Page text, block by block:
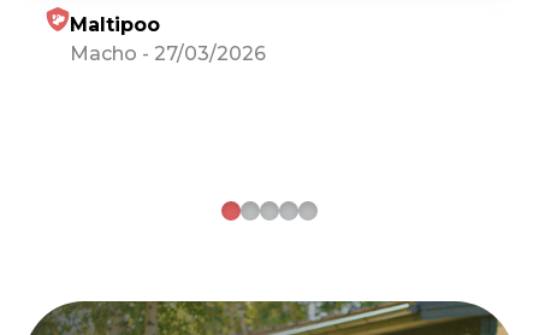
Maltipoo
Macho - 27/03/2026